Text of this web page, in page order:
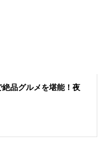
品グルメを堪能！夜